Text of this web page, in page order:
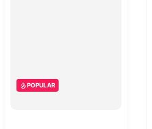
POPULAR